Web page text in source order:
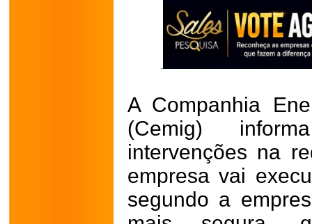
A Companhia
(Cemig)
intervenções na
empresa vai
segundo a